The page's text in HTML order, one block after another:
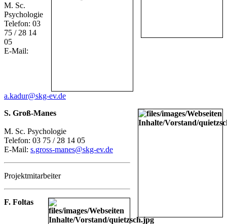
M. Sc.
Psychologie
Telefon: 03
75 / 28 14
05
E-Mail:
a.kadur@skg-ev.de
S. Groß-Manes
M. Sc. Psychologie
Telefon: 03 75 / 28 14 05
E-Mail: s.gross-manes@skg-ev.de
Projektmitarbeiter
F. Foltas